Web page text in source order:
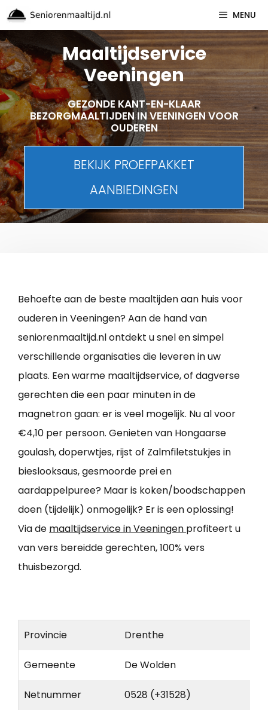
Spring
naar
inhoud
MENU
Maaltijdservice
Veeningen
GEZONDE KANT-EN-KLAAR
BEZORGMAALTIJDEN IN VEENINGEN VOOR
OUDEREN
BEKIJK PROEFPAKKET
AANBIEDINGEN
Behoefte aan de beste maaltijden aan huis voor
ouderen in Veeningen? Aan de hand van
seniorenmaaltijd.nl ontdekt u snel en simpel
verschillende organisaties die leveren in uw
plaats. Een warme maaltijdservice, of dagverse
gerechten die een paar minuten in de
magnetron gaan: er is veel mogelijk. Nu al voor
€4,10 per persoon. Genieten van Hongaarse
goulash, doperwtjes, rijst of Zalmfiletstukjes in
bieslooksaus, gesmoorde prei en
aardappelpuree? Maar is koken/boodschappen
doen (tijdelijk) onmogelijk? Er is een oplossing!
Via de maaltijdservice in Veeningen profiteert u
van vers bereidde gerechten, 100% vers
thuisbezorgd.
Provincie Drenthe
Gemeente De Wolden
Netnummer 0528 (+31528)